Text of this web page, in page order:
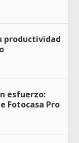
productividad
esfuerzo:
Fotocasa Pro